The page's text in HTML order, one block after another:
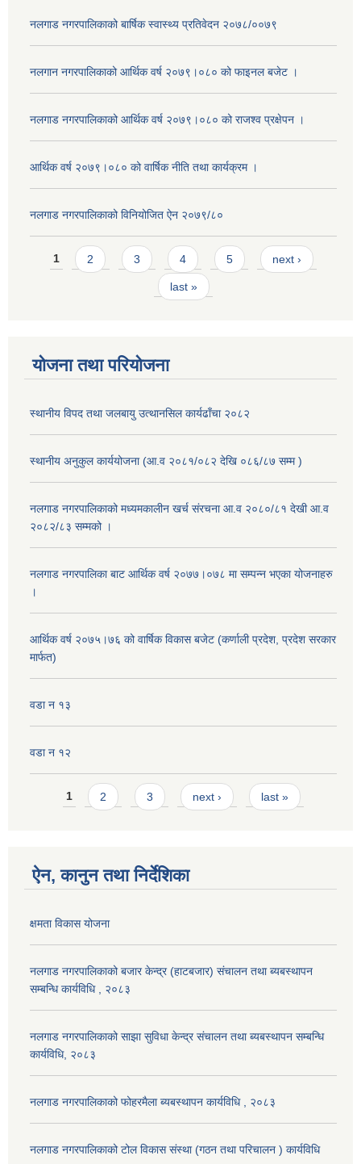
नलगाड नगरपालिकाको बार्षिक स्वास्थ्य प्रतिवेदन २०७८/००७९
नलगान नगरपालिकाको आर्थिक वर्ष २०७९।०८० को फाइनल बजेट ।
नलगाड नगरपालिकाको आर्थिक वर्ष २०७९।०८० को राजश्व प्रक्षेपन ।
आर्थिक वर्ष २०७९।०८० को वार्षिक नीति तथा कार्यक्रम ।
नलगाड नगरपालिकाको विनियोजित ऐन २०७९/८०
Pages
1 2 3 4 5 next ›
last »
योजना तथा परियोजना
स्थानीय विपद तथा जलबायु उत्थानसिल कार्यढाँचा २०८२
स्थानीय अनुकुल कार्ययोजना (आ.व २०८१/०८२ देखि ०८६/८७ सम्म )
नलगाड नगरपालिकाको मध्यमकालीन खर्च संरचना आ.व २०८०/८१ देखी आ.व
२०८२/८३ सम्मको ।
नलगाड नगरपालिका बाट आर्थिक वर्ष २०७७।०७८ मा सम्पन्न भएका योजनाहरु
।
आर्थिक वर्ष २०७५।७६ को वार्षिक विकास बजेट (कर्णाली प्रदेश, प्रदेश सरकार
मार्फत)
वडा न १३
वडा न १२
Pages
1 2 3 next › last »
ऐन, कानुन तथा निर्देशिका
क्षमता विकास योजना
नलगाड नगरपालिकाको बजार केन्द्र (हाटबजार) संचालन तथा ब्यबस्थापन
सम्बन्धि कार्यविधि , २०८३
नलगाड नगरपालिकाको साझा सुविधा केन्द्र संचालन तथा ब्यबस्थापन सम्बन्धि
कार्यविधि, २०८३
नलगाड नगरपालिकाको फोहरमैला ब्यबस्थापन कार्यविधि , २०८३
नलगाड नगरपालिकाको टोल विकास संस्था (गठन तथा परिचालन ) कार्यविधि